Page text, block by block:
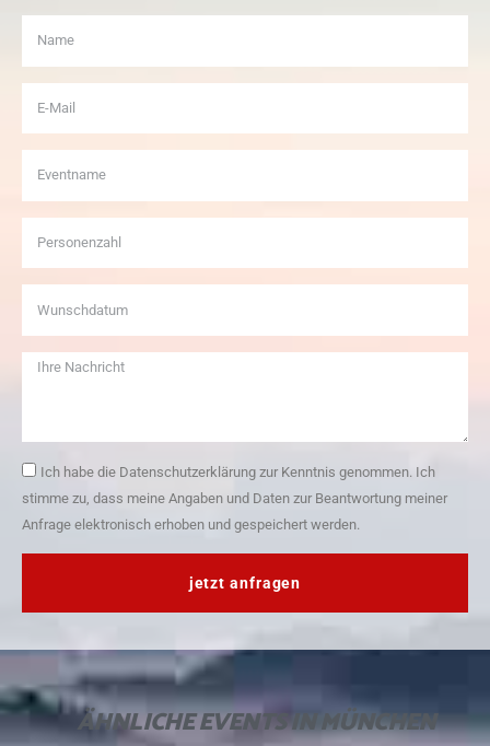
Ich habe die Datenschutzerklärung zur Kenntnis genommen. Ich
stimme zu, dass meine Angaben und Daten zur Beantwortung meiner
Anfrage elektronisch erhoben und gespeichert werden.
jetzt anfragen
ÄHNLICHEEVENTS IN MÜNCHEN